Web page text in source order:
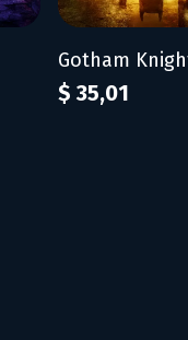
$ 35,01